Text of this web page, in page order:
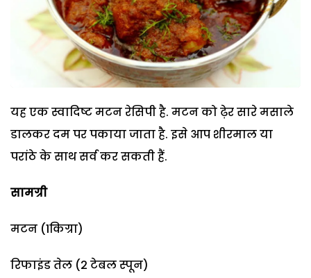
यह एक स्वादिष्ट मटन रेसिपी है. मटन को ढ़ेर सारे मसाले
डालकर दम पर पकाया जाता है. इसे आप शीरमाल या
परांठे के साथ सर्व कर सकती हैं.
सामग्री
मटन (1किग्रा)
रिफाइंड तेल (2 टेबल स्पून)